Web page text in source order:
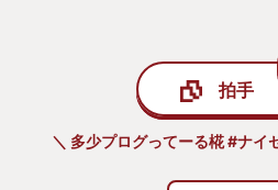
拍手
＼ 多少プログってーる椛 #ナイ